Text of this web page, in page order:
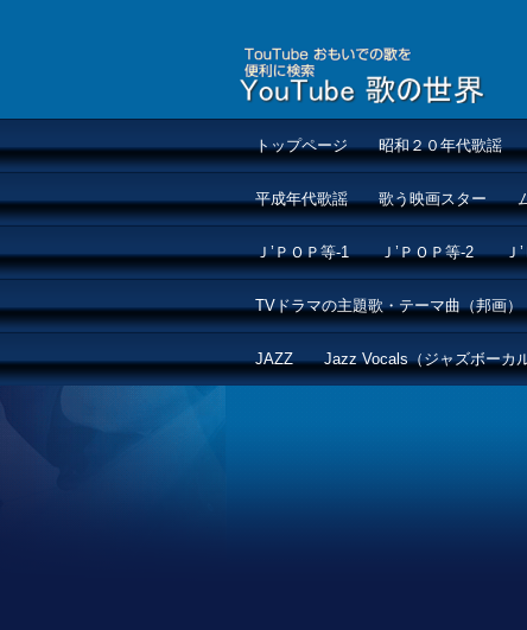
トップページ 昭和２０年代歌謡
平成年代歌謡 歌う映画スター
Ｊ’ＰＯＰ等-1 Ｊ’ＰＯＰ等-2 Ｊ
TVドラマの主題歌・テーマ曲（邦画）
JAZZ Jazz Vocals（ジャズボーカ